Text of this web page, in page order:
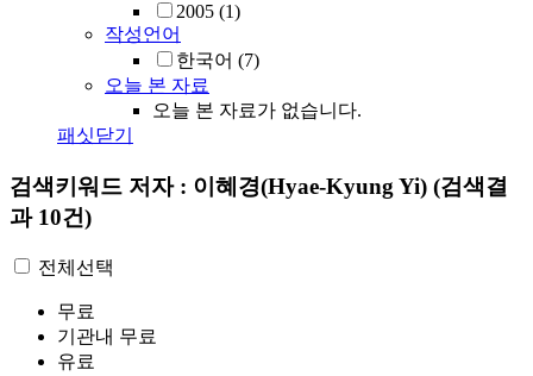
2005 (1)
작성언어
한국어 (7)
오늘 본 자료
오늘 본 자료가 없습니다.
패싯닫기
검색키워드 저자 : 이혜경(Hyae-Kyung Yi) (검색결
과 10건)
전체선택
무료
기관내 무료
유료